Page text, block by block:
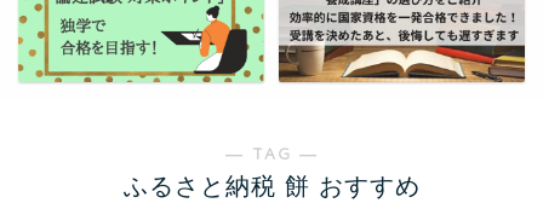
― TAG ―
ふるさと納税 餅 おすすめ